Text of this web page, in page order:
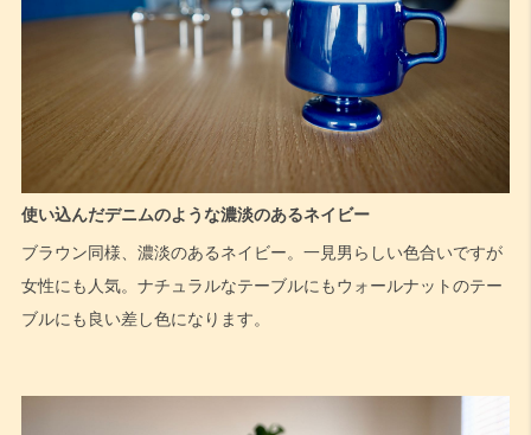
使い込んだデニムのような濃淡のあるネイビー
ブラウン同様、濃淡のあるネイビー。一見男らしい色合いですが
女性にも人気。ナチュラルなテーブルにもウォールナットのテー
ブルにも良い差し色になります。